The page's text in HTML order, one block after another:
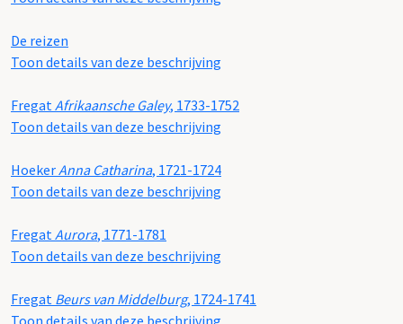
De reizen
Toon details van deze beschrijving
Fregat Afrikaansche Galey, 1733-1752
Toon details van deze beschrijving
HoekerAnna Catharina, 1721-1724
Toon details van deze beschrijving
Fregat Aurora, 1771-1781
Toon details van deze beschrijving
Fregat Beurs van Middelburg, 1724-1741
Toon details van deze beschrijving